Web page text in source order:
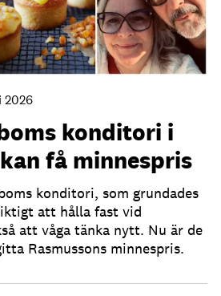
2026
konditori i
få minnespris
konditori, som grundades
att hålla fast vid
att våga tänka nytt. Nu är de
Rasmussons minnespris.